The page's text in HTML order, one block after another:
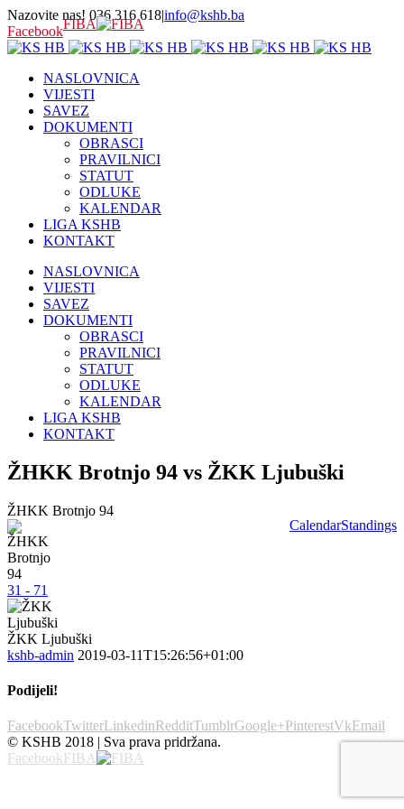
Nazovite nas! 036 316 618|info@kshb.ba
FacebookFIBA
NASLOVNICA
VIJESTI
SAVEZ
DOKUMENTI
OBRASCI
PRAVILNICI
STATUT
ODLUKE
KALENDAR
LIGA KSHB
KONTAKT
NASLOVNICA
VIJESTI
SAVEZ
DOKUMENTI
OBRASCI
PRAVILNICI
STATUT
ODLUKE
KALENDAR
LIGA KSHB
KONTAKT
ŽHKK Brotnjo 94 vs ŽKK Ljubuški
CalendarStandings
ŽHKK Brotnjo 94
31 - 71
ŽKK Ljubuški
kshb-admin 2019-03-11T15:26:56+01:00
Podijeli!
FacebookTwitterLinkedinRedditTumblrGoogle+PinterestVkEmail
© KSHB 2018 | Sva prava pridržana.
FacebookFIBA